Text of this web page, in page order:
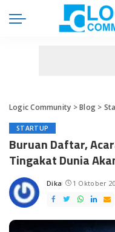
Logic Community >Blog>
STARTUP
Buruan Daftar,
Tingakat Dunia
Posted
by
Dika 1 Oktober